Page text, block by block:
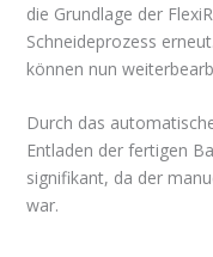
die Grundlage der
Schneideprozess
können nun
Durch das
Entladen der fertigen
signifikant, da der
war.